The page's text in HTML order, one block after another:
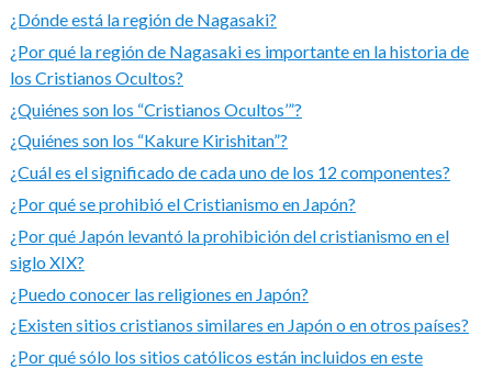
¿Dónde está la región de Nagasaki?
¿Por qué la región de Nagasaki es importante en la historia de
los Cristianos Ocultos?
¿Quiénes son los “Cristianos Ocultos’”?
¿Quiénes son los “Kakure Kirishitan”?
¿Cuál es el significado de cada uno de los 12 componentes?
¿Por qué se prohibió el Cristianismo en Japón?
¿Por qué Japón levantó la prohibición del cristianismo en el
siglo XIX?
¿Puedo conocer las religiones en Japón?
¿Existen sitios cristianos similares en Japón o en otros países?
¿Por qué sólo los sitios católicos están incluidos en este